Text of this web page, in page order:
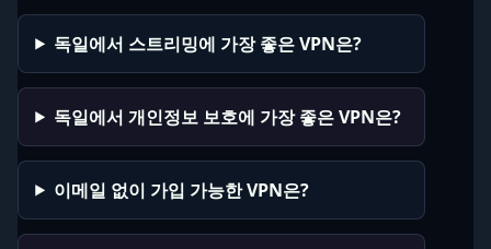
독일에서 스트리밍에 가장 좋은 VPN은?
독일에서 개인정보 보호에 가장 좋은 VPN은?
이메일 없이 가입 가능한 VPN은?